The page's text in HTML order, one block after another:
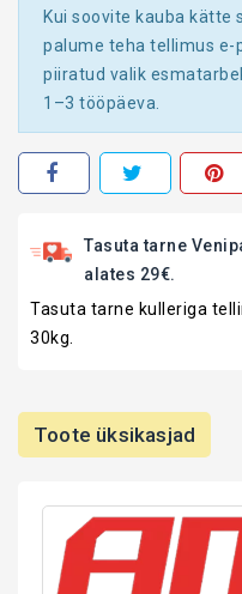
Kui soovite kauba kätte
palume teha tellimus e-
piiratud valik
1–3 tööpäeva.
Tasuta tarne
alates 29€.
Tasuta tarne kulleriga
30kg.
Toote üksikasjad